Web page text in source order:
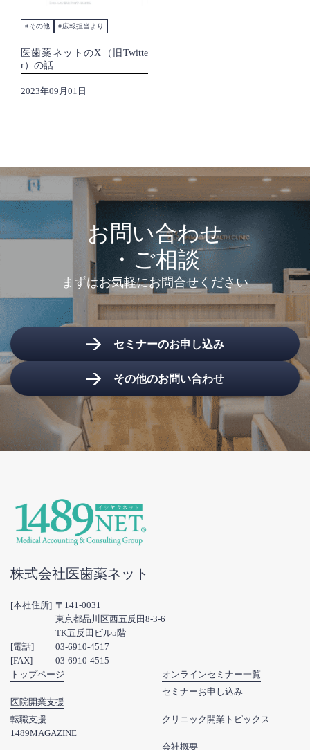
その他 広報担当より
医歯薬ネットのX（旧Twitte
r）の話
2023年09月01日
お問い合わせ
・ご相談
まずはお気軽にお問合せください
セミナーのお申し込み
その他のお問い合わせ
株式会社医歯薬ネット
[本社住所] 〒141-0031
東京都品川区西五反田8-3-6
TK五反田ビル5階
[電話]
03-6910-4517
[FAX]
03-6910-4515
トップページ
医院開業支援
転職支援
1489MAGAZINE
オンラインセミナー一覧
セミナーお申し込み
クリニック開業トピックス
会社概要